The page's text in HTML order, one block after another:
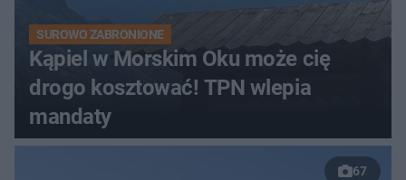
SUROWO ZABRONIONE
Kąpiel w Morskim Oku może cię
drogo kosztować! TPN wlepia
mandaty
67